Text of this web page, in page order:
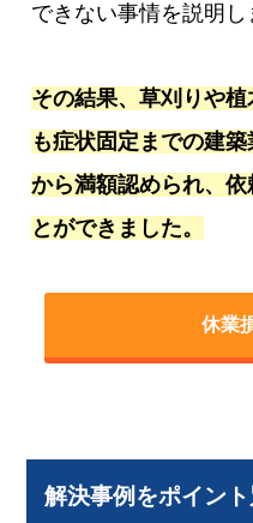
できない事情を説明し
その結果、草刈りや
も症状固定までの建
から満額認められ、
とができました。
休業
解決事例をポイン